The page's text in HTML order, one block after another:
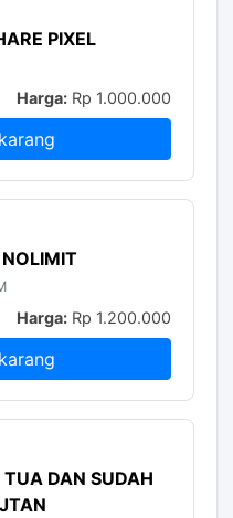
PIXEL
Harga:Rp 1.000.000
Harga:Rp 1.200.000
DAN SUDAH